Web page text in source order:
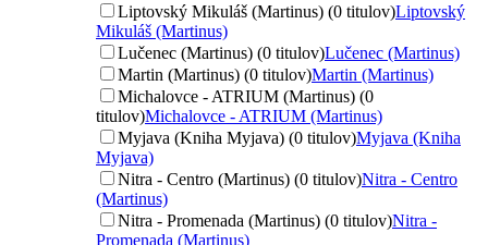
Liptovský Mikuláš (Martinus) (0 titulov)Liptovský
Mikuláš (Martinus)
Lučenec (Martinus) (0 titulov)Lučenec (Martinus)
Martin (Martinus) (0 titulov)Martin (Martinus)
Michalovce - ATRIUM (Martinus) (0
titulov)Michalovce - ATRIUM (Martinus)
Myjava (Kniha Myjava) (0 titulov)Myjava (Kniha
Myjava)
Nitra - Centro (Martinus) (0 titulov)Nitra - Centro
(Martinus)
Nitra - Promenada (Martinus) (0 titulov)Nitra -
Promenada (Martinus)